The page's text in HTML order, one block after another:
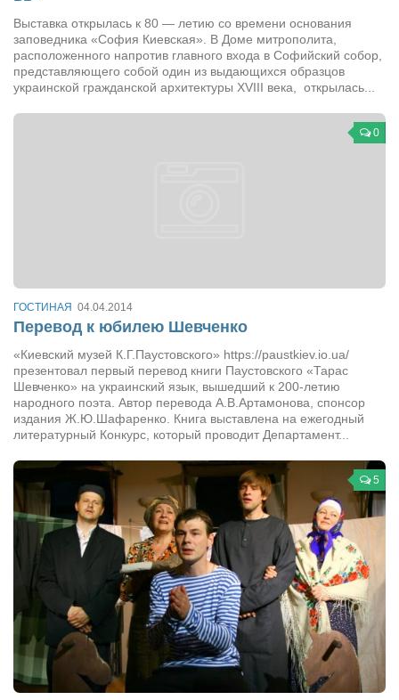
Выставка открылась к 80 — летию со времени основания
заповедника «София Киевская». В Доме митрополита,
расположенного напротив главного входа в Софийский собор,
представляющего собой один из выдающихся образцов
украинской гражданской архитектуры XVIII века, открылась...
0
ГОСТИНАЯ 04.04.2014
Перевод к юбилею Шевченко
«Киевский музей К.Г.Паустовского» https://paustkiev.io.ua/
презентовал первый перевод книги Паустовского «Тарас
Шевченко» на украинский язык, вышедший к 200-летию
народного поэта. Автор перевода А.В.Артамонова, спонсор
издания Ж.Ю.Шафаренко. Книга выставлена на ежегодный
литературный Конкурс, который проводит Департамент...
5